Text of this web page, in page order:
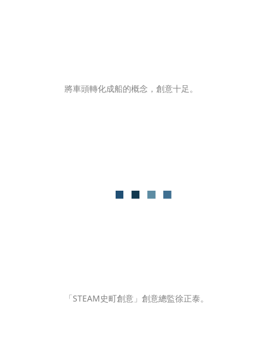
將車頭轉化成船的概念，創意十足。
「STEAM史町創意」創意總監徐正泰。